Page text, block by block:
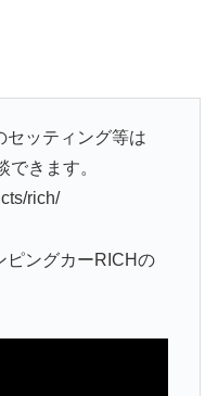
セッティング等は
きます。
rich/
ピングカーRICHの